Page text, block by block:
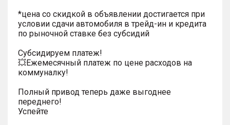
*цена со скидкой в объявлении достигается при
условии сдачи автомобиля в трейд-ин и кредита
по рыночной ставке без субсидий
Субсидируем платеж!
💥Ежемесячный платеж по цене расходов на
коммуналку!
Полный привод теперь даже выгоднее
переднего!
Успейте